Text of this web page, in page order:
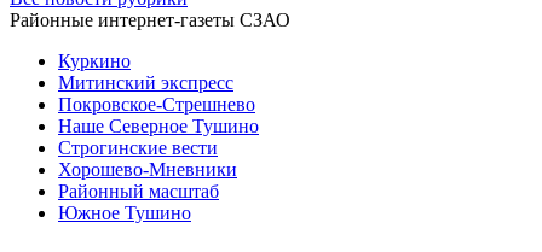
Районные интернет-газеты СЗАО
Куркино
Митинский экспресс
Покровское-Стрешнево
Наше Северное Тушино
Строгинские вести
Хорошево-Мневники
Районный масштаб
Южное Тушино